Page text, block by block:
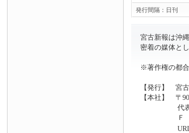
発行間隔： 日刊
宮古新報は沖
密着の媒体と
※著作権の都
【発行】 宮
【本社】 〒
代表電話
Ｆ Ａ Ｘ
URL